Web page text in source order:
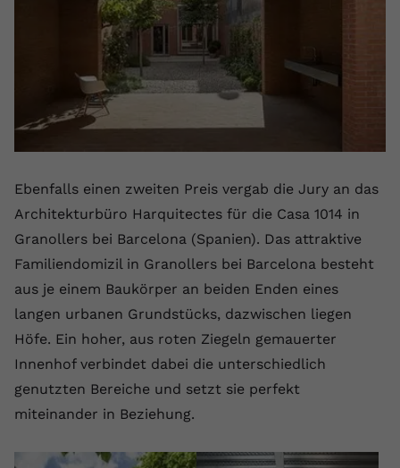
Ebenfalls einen zweiten Preis vergab die Jury an das
Architekturbüro Harquitectes für die Casa 1014 in
Granollers bei Barcelona (Spanien). Das attraktive
Familiendomizil in Granollers bei Barcelona besteht
aus je einem Baukörper an beiden Enden eines
langen urbanen Grundstücks, dazwischen liegen
Höfe. Ein hoher, aus roten Ziegeln gemauerter
Innenhof verbindet dabei die unterschiedlich
genutzten Bereiche und setzt sie perfekt
miteinander in Beziehung.